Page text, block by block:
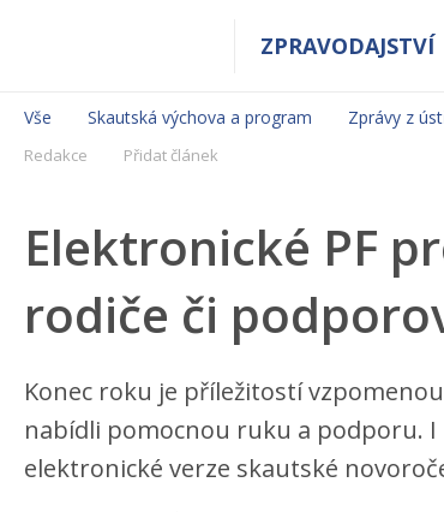
ZPRAVODAJSTVÍ
Vše Skautská výchova a program Zprávy z
Redakce Přidat článek
Elektronické PF
rodiče či
Konec roku je příležitostí
nabídli pomocnou ruku a podporu.
elektronické verze skautské